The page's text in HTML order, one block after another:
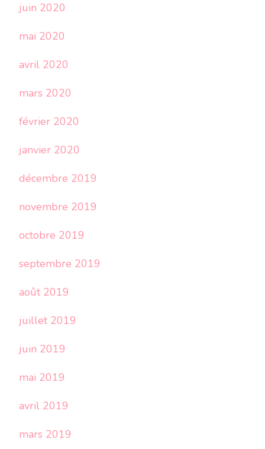
juin 2020
mai 2020
avril 2020
mars 2020
février 2020
janvier 2020
décembre 2019
novembre 2019
octobre 2019
septembre 2019
août 2019
juillet 2019
juin 2019
mai 2019
avril 2019
mars 2019